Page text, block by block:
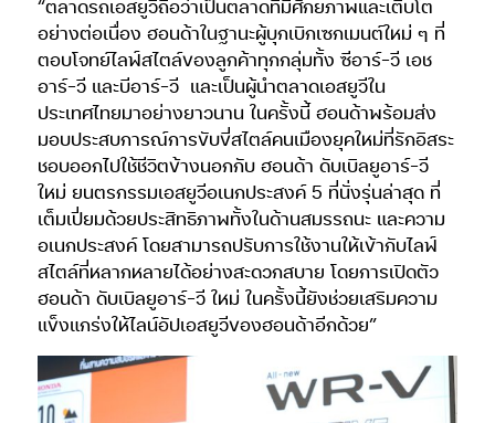
“ตลาดรถเอสยูวีถือว่าเป็นตลาดที่มีศักยภาพและเติบโต
อย่างต่อเนื่อง ฮอนด้าในฐานะผู้บุกเบิกเซกเมนต์ใหม่ ๆ ที่
ตอบโจทย์ไลฟ์สไตล์ของลูกค้าทุกกลุ่มทั้ง ซีอาร์-วี เอช
อาร์-วี และบีอาร์-วี และเป็นผู้นำตลาดเอสยูวีใน
ประเทศไทยมาอย่างยาวนาน ในครั้งนี้ ฮอนด้าพร้อมส่ง
มอบประสบการณ์การขับขี่สไตล์คนเมืองยุคใหม่ที่รักอิสระ
ชอบออกไปใช้ชีวิตข้างนอกกับ ฮอนด้า ดับเบิลยูอาร์-วี
ใหม่ ยนตรกรรมเอสยูวีอเนกประสงค์ 5 ที่นั่งรุ่นล่าสุด ที่
เต็มเปี่ยมด้วยประสิทธิภาพทั้งในด้านสมรรถนะ และความ
อเนกประสงค์ โดยสามารถปรับการใช้งานให้เข้ากับไลฟ์
สไตล์ที่หลากหลายได้อย่างสะดวกสบาย โดยการเปิดตัว
ฮอนด้า ดับเบิลยูอาร์-วี ใหม่ ในครั้งนี้ยังช่วยเสริมความ
แข็งแกร่งให้ไลน์อัปเอสยูวีของฮอนด้าอีกด้วย”